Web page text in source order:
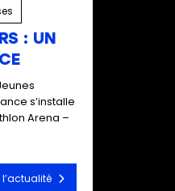
: UN
s’installe
Arena –
l’actualité